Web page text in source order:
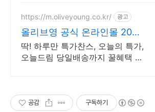
https://m.oliveyoung.co.kr/ 광고
올리브영 공식 온라인몰 20시
이전 주문은 오늘드림
딱! 하루만 특가찬스, 오늘의 특가,
오늘드림 당일배송까지 꿀혜택 놓
공감 구독하기